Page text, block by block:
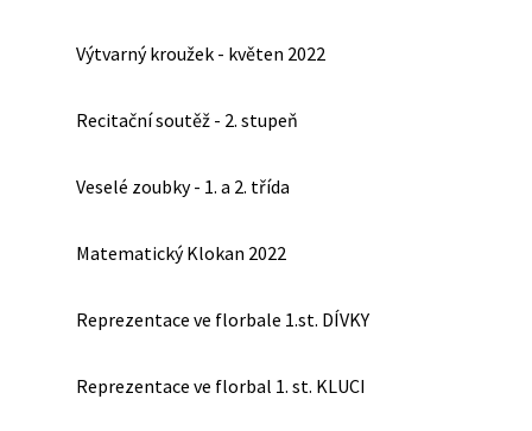
Výtvarný kroužek - květen 2022
Recitační soutěž - 2. stupeň
Veselé zoubky - 1. a 2. třída
Matematický Klokan 2022
Reprezentace ve florbale 1.st. DÍVKY
Reprezentace ve florbal 1. st. KLUCI